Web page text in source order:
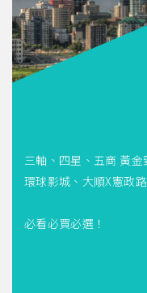
三軸、四星、五商 黃金
環球影城、大順X憲政路
必看必買必選！